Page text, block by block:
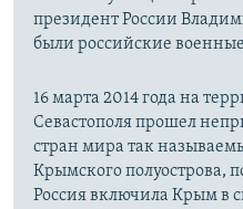
президент России
были российские
16 марта 2014 года на
Севастополя прошел
стран мира так
Крымского полуострова,
Россия включила Крым в